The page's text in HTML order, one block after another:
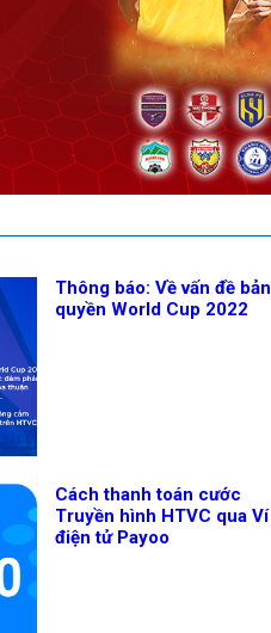
Thông báo: Về vấn đề bản
quyền World Cup 2022
Cách thanh toán cước
Truyền hình HTVC qua Ví
điện tử Payoo